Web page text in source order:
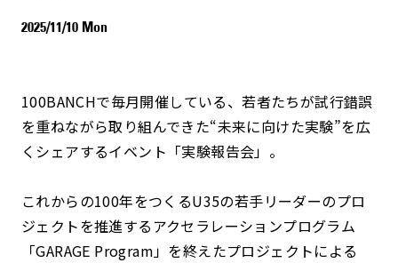
2025/11/10 Mon
100BANCHで毎月開催している、若者たちが試行錯誤
を重ねながら取り組んできた“未来に向けた実験”を広
くシェアするイベント「実験報告会」。
これからの100年をつくるU35の若手リーダーのプロ
ジェクトを推進するアクセラレーションプログラム
「GARAGE Program」を終えたプロジェクトによる